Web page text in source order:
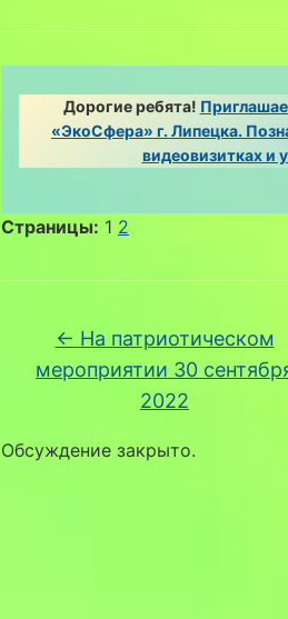
Дорогие ребята!
«ЭкоСфера» г. Липецка.
видеовизитках и
Страницы: 1 2
← На патриотическом
мероприятии 30
2022
Обсуждение закрыто.